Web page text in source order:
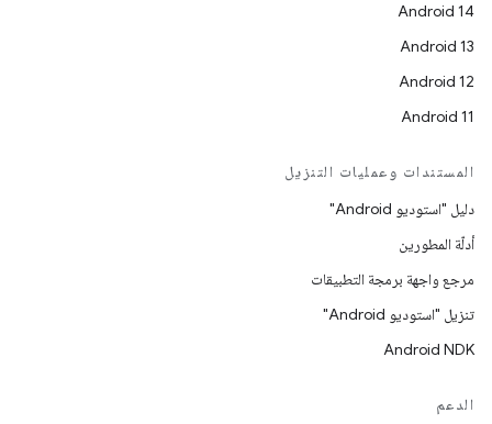
Android 14
Android 13
Android 12
Android 11
المستندات وعمليات التنزيل
دليل "استوديو Android"
أدلّة المطورين
مرجع واجهة برمجة التطبيقات
تنزيل "استوديو Android"
Android NDK
الدعم